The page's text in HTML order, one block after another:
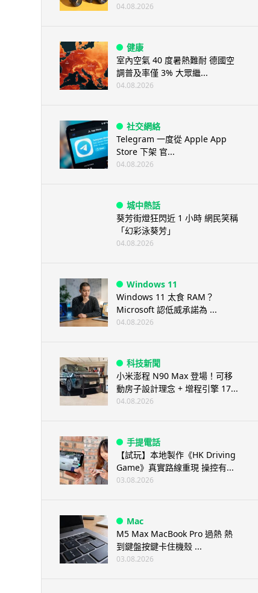
04.08.2026
健康
室內空氣 40 度暑熱難耐 德國空
調普及率僅 3% 大眾繼...
04.08.2026
社交網絡
Telegram 一度從 Apple App
Store 下架 官...
04.08.2026
城中熱話
葵芳街燈狂閃近 1 小時 網民笑稱
「幻彩泳葵芳」
04.08.2026
Windows 11
Windows 11 太食 RAM？
Microsoft 認低威承諾為 ...
04.08.2026
科技新聞
小米澎程 N90 Max 登場！可移
動房子設計理念 + 增程引擎 17...
04.08.2026
手提電話
【試玩】本地製作《HK Driving
Game》真實路線重現 操控有...
03.08.2026
Mac
M5 Max MacBook Pro 過熱 熱
到鍵盤按鍵卡住機殼 ...
03.08.2026